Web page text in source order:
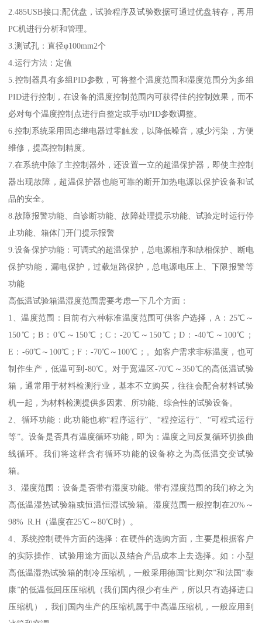
2.485USB接口:配优盘，试验程序及试验数据可通过优盘转存，再用
PC机进行分析和管理。
3.测试孔：直径φ100mm2个
4.运行方法：定值
5.控制器具有多组PID参数，可将整个温度范围和湿度范围分为多组
PID进行控制，在设备的温度控制范围内可获得佳的控制效果，而不
必对每个温度控制点进行自整定或手动PID参数调整。
6.控制系统采用固态继电器过零触发，以降低噪音，减少污染，方便
维修，提高控制精度。
7.在系统中除了主控制器外，还设置一立的超温保护器，即使主控制
器出现故障，超温保护器也能可靠的断开加热电源以保护设备和试
品的安全。
8.故障报警功能、自诊断功能、故障处理提示功能、试验定时运行停
止功能、箱体门开门提示报警
9.设备保护功能：可调式的超温保护，总电源相序和缺相保护、断电
保护功能，漏电保护，过载短路保护，总电源电压上、下限报警等
功能
高低温试验箱温湿度范围需要考虑一下几个方面：
1、温度范围：目前有六种标准温度范围可供客户选择，A：25℃～
150℃；B：0℃～150℃；C：-20℃～150℃；D：-40℃～100℃；
E：-60℃～100℃；F：-70℃～100℃；。如客户需求非标温度，也可
制作生产，低温可到-80℃。对于宽温区-70℃～350℃的高低温试验
箱，通常用于材料检测行业，基本不立购买，往往会配合材料试验
机一起，为材料检测提供多因素、所功能、综合性的试验设备。
2、循环功能：此功能也称“程序运行”、“程控运行”、“可程式运行
等”。设备是否具有温度循环功能，即为：温度之间反复循环切换曲
线循环。我们将这样含有循环功能的设备称之为高低温交变试验
箱。
3、湿度范围：设备是否带有湿度功能。带有湿度范围的我们称之为
高低温湿热试验箱或恒温恒湿试验箱。湿度范围一般控制在20%～
98% R.H（温度在25℃～80℃时）。
4、系统控制硬件方面的选择：在硬件的选购方面，主要是根据客户
的实际操作、试验用途方面以及结合产品成本上去选择。如：小型
高低温湿热试验箱的制冷压缩机，一般采用德国“比则尔”和法国“泰
康”的低温低回压压缩机（我们国内很少有生产，所以只有选择进口
压缩机），我们国内生产的压缩机属于中高温压缩机，一般应用到